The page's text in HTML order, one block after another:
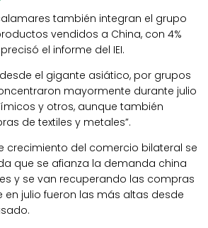
también integran el grupo
vendidos a China, con 4%
el informe del IEI.
el gigante asiático, por grupos
mayormente durante julio
y otros, aunque también
de textiles y metales”.
crecimiento del comercio bilateral se
que se afianza la demanda china
y se van recuperando las compras
en julio fueron las más altas desde